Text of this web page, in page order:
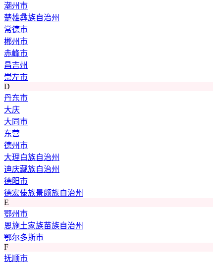
潮州市
楚雄彝族自治州
常德市
郴州市
赤峰市
昌吉州
崇左市
D
丹东市
大庆
大同市
东营
德州市
大理白族自治州
迪庆藏族自治州
德阳市
德宏傣族景颇族自治州
E
鄂州市
恩施土家族苗族自治州
鄂尔多斯市
F
抚顺市